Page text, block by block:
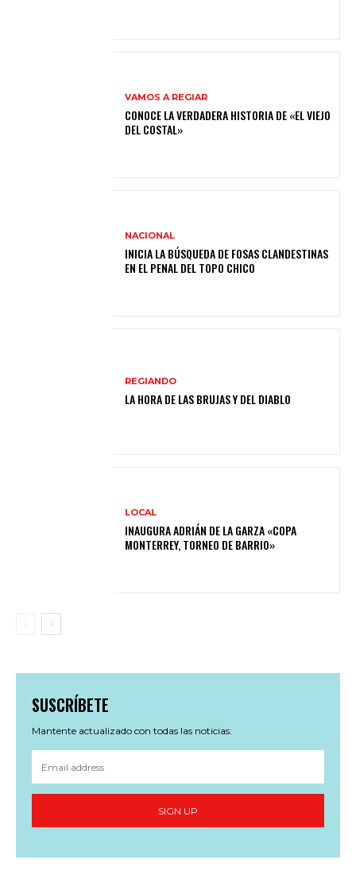
VAMOS A REGIAR
CONOCE LA VERDADERA HISTORIA DE «EL VIEJO
DEL COSTAL»
NACIONAL
INICIA LA BÚSQUEDA DE FOSAS CLANDESTINAS
EN EL PENAL DEL TOPO CHICO
REGIANDO
LA HORA DE LAS BRUJAS Y DEL DIABLO
LOCAL
INAUGURA ADRIÁN DE LA GARZA «COPA
MONTERREY, TORNEO DE BARRIO»
SUSCRÍBETE
Mantente actualizado con todas las noticias:
SIGN UP